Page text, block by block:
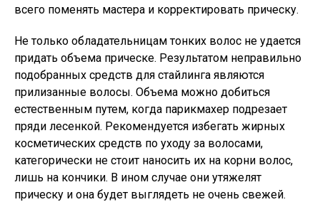
всего поменять мастера и корректировать прическу.
Не только обладательницам тонких волос не удается
придать объема прическе. Результатом неправильно
подобранных средств для стайлинга являются
прилизанные волосы. Объема можно добиться
естественным путем, когда парикмахер подрезает
пряди лесенкой. Рекомендуется избегать жирных
косметических средств по уходу за волосами,
категорически не стоит наносить их на корни волос,
лишь на кончики. В ином случае они утяжелят
прическу и она будет выглядеть не очень свежей.